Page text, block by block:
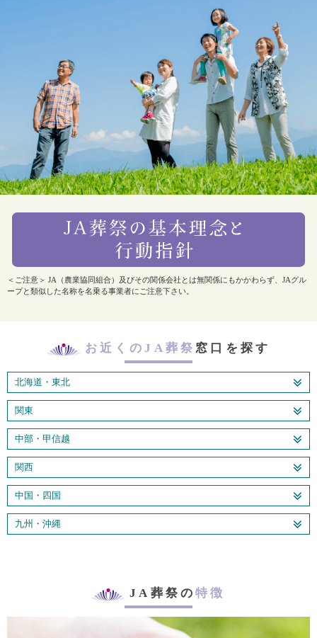
＜ご注意＞ JA（農業協同組合）及びその関係会社とは無関係にもかかわらず、JAグル
ープと類似した名称を名乗る事業者にご注意下さい。
お近くのJA葬祭 窓口を探す
北海道・東北
関東
中部・甲信越
関西
中国・四国
九州・沖縄
JA葬祭の特徴